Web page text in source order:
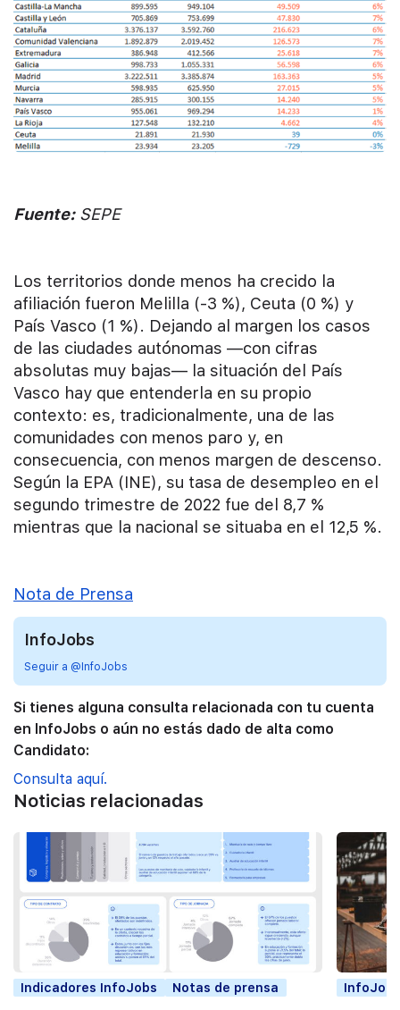
Fuente:SEPE
Los territorios donde menos ha crecido la
afiliación fueron Melilla (-3 %), Ceuta (0 %) y
País Vasco (1 %). Dejando al margen los casos
de las ciudades autónomas —con cifras
absolutas muy bajas— la situación del País
Vasco hay que entenderla en su propio
contexto: es, tradicionalmente, una de las
comunidades con menos paro y, en
consecuencia, con menos margen de descenso.
Según la EPA (INE), su tasa de desempleo en el
segundo trimestre de 2022 fue del 8,7 %
mientras que la nacional se situaba en el 12,5 %.
Nota de Prensa
InfoJobs
Seguir a @InfoJobs
Si tienes alguna consulta relacionada con tu cuenta
en InfoJobs o aún no estás dado de alta como
Candidato:
Consulta aquí.
Noticias relacionadas
Indicadores InfoJobs Notas de prensa